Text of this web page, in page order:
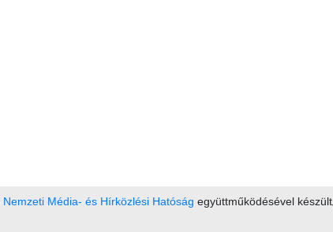
Nemzeti Média- és Hírközlési Hatóság együttműködésével készült